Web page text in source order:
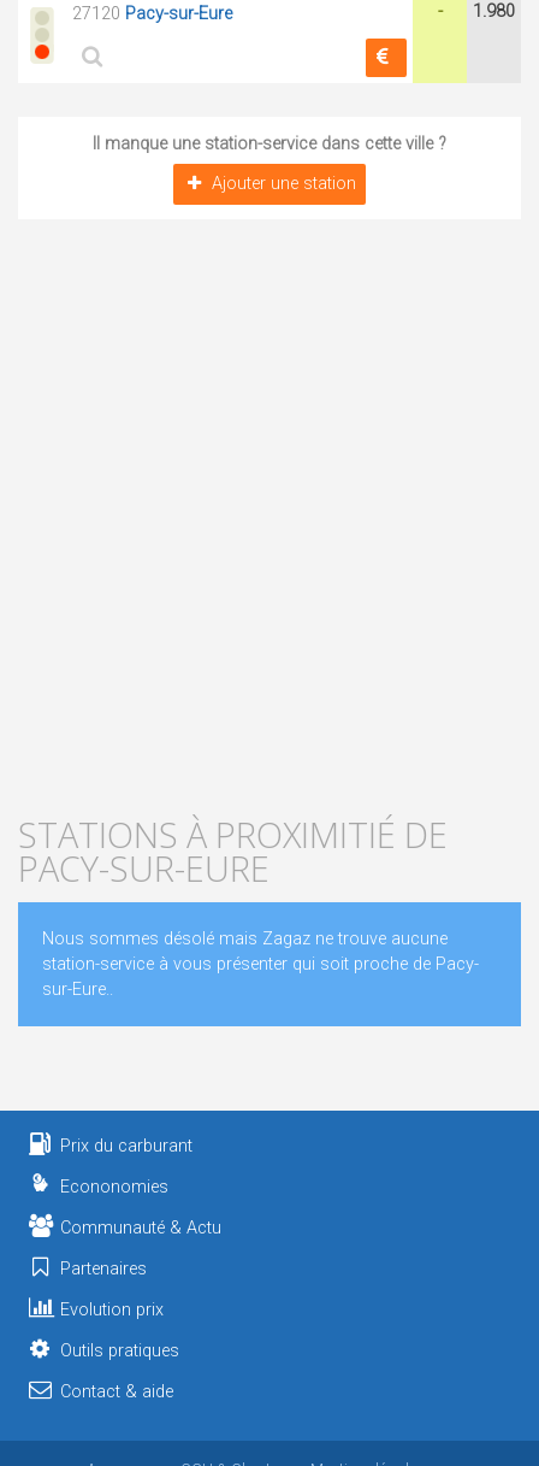
27120 Pacy-sur-Eure - 1.980
Il manque une station-service dans cette ville ?
Ajouter une station
STATIONS À PROXIMITIÉ DE
PACY-SUR-EURE
Nous sommes désolé mais Zagaz ne trouve aucune
station-service à vous présenter qui soit proche de Pacy-
sur-Eure..
Prix du carburant
Econonomies
Communauté & Actu
Partenaires
Evolution prix
Outils pratiques
Contact & aide